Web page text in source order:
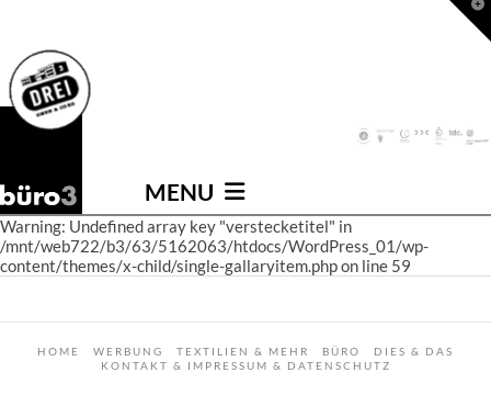
MENU
Warning: Undefined array key "verstecketitel" in
/mnt/web722/b3/63/5162063/htdocs/WordPress_01/wp-
content/themes/x-child/single-gallaryitem.php on line 59
HOME WERBUNG TEXTILIEN & MEHR BÜRO
DIES & DAS
KONTAKT & IMPRESSUM & DATENSCHUTZ